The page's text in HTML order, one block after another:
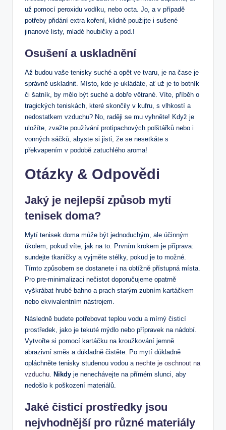
už pomocí peroxidu vodíku, nebo octa. Jo, a v případě
potřeby přidání extra koření, klidně použijte i sušené
jinanové listy, mladé houbičky a pod.!
Osušení a uskladnění
Až budou vaše tenisky suché a opět ve tvaru, je na čase je
správně uskladnit. Místo, kde je ukládáte, ať už je to botník
či šatník, by mělo být suché a dobře větrané. Víte, příběh o
tragických teniskách, které skončily v kufru, s vlhkostí a
nedostatkem vzduchu? No, raději se mu vyhněte! Když je
uložíte, zvažte používání protipachových polštářků nebo i
vonných sáčků, abyste si jisti, že se nesetkáte s
překvapením v podobě zatuchlého aroma!
Otázky & Odpovědi
Jaký je nejlepší způsob mytí
tenisek doma?
Mytí tenisek doma může být jednoduchým, ale účinným
úkolem, pokud víte, jak na to. Prvním krokem je příprava:
sundejte tkaničky a vyjměte stélky, pokud je to možné.
Tímto způsobem se dostanete i na obtížně přístupná místa.
Pro pre-minimalizaci nečistot doporučujeme opatrně
vyškrábat hrubé bahno a prach starým zubním kartáčkem
nebo ekvivalentním nástrojem.
Následně budete potřebovat teplou vodu a mírný čisticí
prostředek, jako je tekuté mýdlo nebo přípravek na nádobí.
Vytvořte si pomocí kartáčku na kroužkování jemně
abrazivní směs a důkladně čistěte. Po mytí důkladně
opláchněte tenisky studenou vodou a nechte je oschnout na
vzduchu. Nikdy je nenechávejte na přímém slunci, aby
nedošlo k poškození materiálů.
Jaké čisticí prostředky jsou
nejvhodnější pro různé materiály